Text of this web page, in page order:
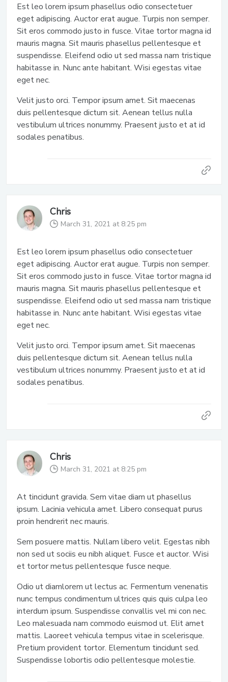
Est leo lorem ipsum phasellus odio consectetuer
eget adipiscing. Auctor erat augue. Turpis non semper.
Sit eros commodo justo in fusce. Vitae tortor magna id
mauris magna. Sit mauris phasellus pellentesque et
suspendisse. Eleifend odio ut sed massa nam tristique
habitasse in. Nunc ante habitant. Wisi egestas vitae
eget nec.
Velit justo orci. Tempor ipsum amet. Sit maecenas
duis pellentesque dictum sit. Aenean tellus nulla
vestibulum ultrices nonummy. Praesent justo et at id
sodales penatibus.
Chris
March 31, 2021 at 8:25 pm
Est leo lorem ipsum phasellus odio consectetuer
eget adipiscing. Auctor erat augue. Turpis non semper.
Sit eros commodo justo in fusce. Vitae tortor magna id
mauris magna. Sit mauris phasellus pellentesque et
suspendisse. Eleifend odio ut sed massa nam tristique
habitasse in. Nunc ante habitant. Wisi egestas vitae
eget nec.
Velit justo orci. Tempor ipsum amet. Sit maecenas
duis pellentesque dictum sit. Aenean tellus nulla
vestibulum ultrices nonummy. Praesent justo et at id
sodales penatibus.
Chris
March 31, 2021 at 8:25 pm
At tincidunt gravida. Sem vitae diam ut phasellus
ipsum. Lacinia vehicula amet. Libero consequat purus
proin hendrerit nec mauris.
Sem posuere mattis. Nullam libero velit. Egestas nibh
non sed ut sociis eu nibh aliquet. Fusce et auctor. Wisi
et tortor metus pellentesque fusce neque.
Odio ut diamlorem ut lectus ac. Fermentum venenatis
nunc tempus condimentum ultrices quis quis culpa leo
interdum ipsum. Suspendisse convallis vel mi con nec.
Leo malesuada nam commodo euismod ut. Elit amet
mattis. Laoreet vehicula tempus vitae in scelerisque.
Pretium provident tortor. Elementum tincidunt sed.
Suspendisse lobortis odio pellentesque molestie.